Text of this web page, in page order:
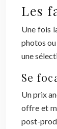
Les
Une fois
photos
une
Se
Un prix
offre et
post-